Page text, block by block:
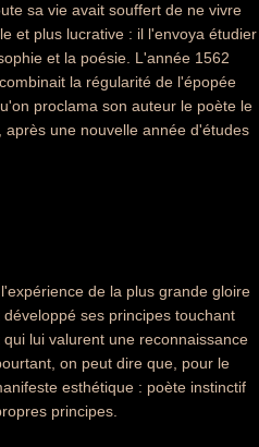
sa vie avait souffert de ne vivre
et plus lucrative : il l'envoya étudier
et la poésie. L'année 1562
la régularité de l'épopée
proclama son auteur le poète le
une nouvelle année d'études
de la plus grande gloire
ses principes touchant
lui valurent une reconnaissance
on peut dire que, pour le
esthétique : poète instinctif
principes.